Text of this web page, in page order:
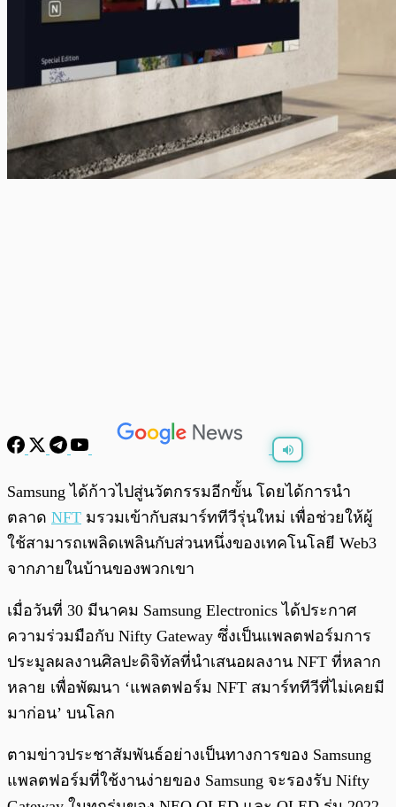
พร้อมเล่น 0:00 0:00
Samsung ได้ก้าวไปสู่นวัตกรรมอีกขั้น โดยได้การนำ
ตลาด NFT มรวมเข้ากับสมาร์ททีวีรุ่นใหม่ เพื่อช่วยให้ผู้
ใช้สามารถเพลิดเพลินกับส่วนหนึ่งของเทคโนโลยี Web3
จากภายในบ้านของพวกเขา
เมื่อวันที่ 30 มีนาคม Samsung Electronics ได้ประกาศ
ความร่วมมือกับ Nifty Gateway ซึ่งเป็นแพลตฟอร์มการ
ประมูลผลงานศิลปะดิจิทัลที่นำเสนอผลงาน NFT ที่หลาก
หลาย เพื่อพัฒนา ‘แพลตฟอร์ม NFT สมาร์ททีวีที่ไม่เคยมี
มาก่อน’ บนโลก
ตามข่าวประชาสัมพันธ์อย่างเป็นทางการของ Samsung
แพลตฟอร์มที่ใช้งานง่ายของ Samsung จะรองรับ Nifty